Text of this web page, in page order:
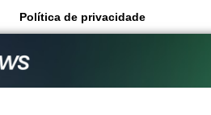
Política de privacidade